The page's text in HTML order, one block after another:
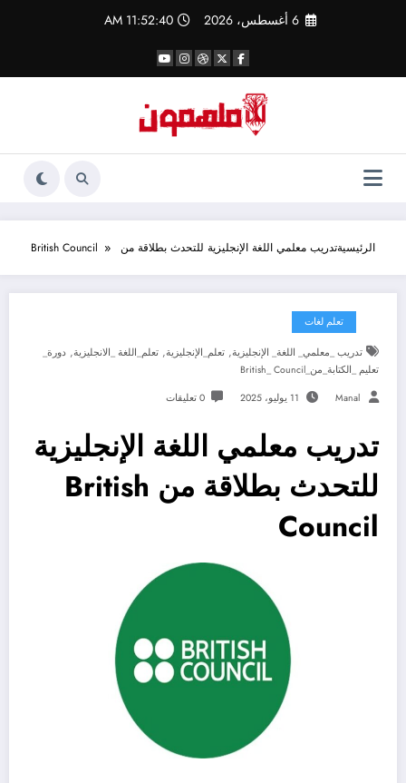
6 أغسطس، 2026 11:52:41 AM
الرئيسيةتدريب معلمي اللغة الإنجليزية للتحدث بطلاقة من British Council
تعلم لغات
تدريب _معلمي_ اللغة_ الإنجليزية, تعلم_الإنجليزية, تعلم_اللغة _الانجليزية, دورة_
تعليم _الكتابة_من_British_ Council
Manal 11 يوليو، 2025 0 تعليقات
تدريب معلمي اللغة الإنجليزية
للتحدث بطلاقة من British
Council